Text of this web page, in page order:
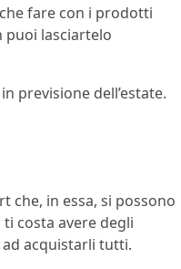
fare con i prodotti
puoi lasciartelo
previsione dell’estate.
che, in essa, si possono
costa avere degli
acquistarli tutti.